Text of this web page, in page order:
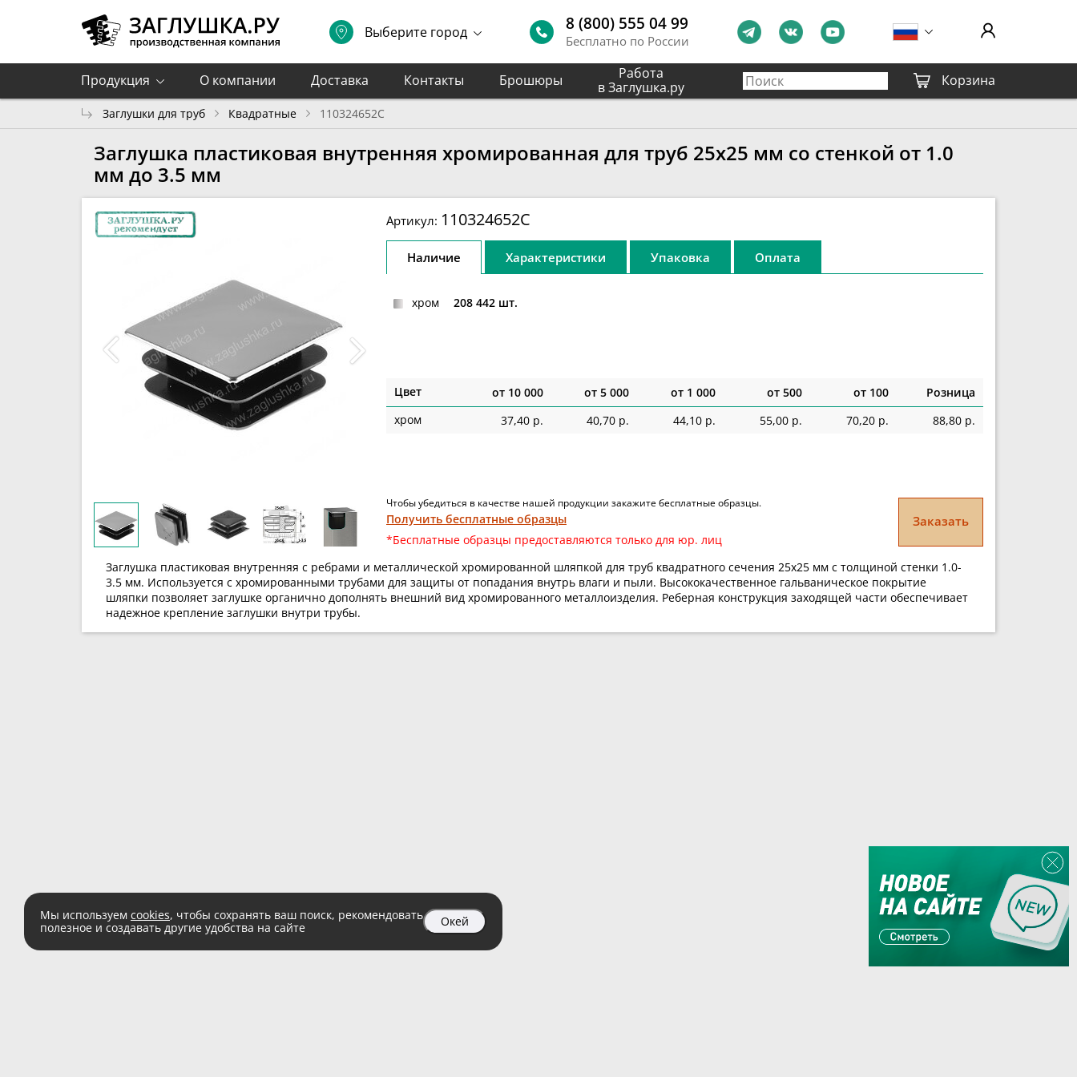
Выберите город 8 (800) 555 04 99
Бесплатно по России
Продукция О компании Доставка Контакты Брошюры
Работа
в Заглушка.ру
Корзина
Заглушки для труб Квадратные 110324652C
Заглушка пластиковая внутренняя хромированная для труб 25х25 мм со стенкой от 1.0
мм до 3.5 мм
Артикул: 110324652C
Наличие Характеристики Упаковка Оплата
хром 208 442 шт.
Цвет от 10 000 от 5 000 от 1 000 от 500 от 100
Розница
хром
37,40 р. 40,70 р. 44,10 р. 55,00 р. 70,20 р. 88,80 р.
Чтобы убедиться в качестве нашей продукции закажите бесплатные образцы.
Получить бесплатные образцы
*Бесплатные образцы предоставляются только для юр. лиц
Заказать
Заглушка пластиковая внутренняя с ребрами и металлической хромированной шляпкой для труб квадратного сечения 25x25 мм с толщиной стенки 1.0-
3.5 мм. Используется с хромированными трубами для защиты от попадания внутрь влаги и пыли. Высококачественное гальваническое покрытие
шляпки позволяет заглушке органично дополнять внешний вид хромированного металлоизделия. Реберная конструкция заходящей части обеспечивает
надежное крепление заглушки внутри трубы.
Мы используем cookies, чтобы сохранять ваш поиск, рекомендовать
полезное и создавать другие удобства на сайте
Окей